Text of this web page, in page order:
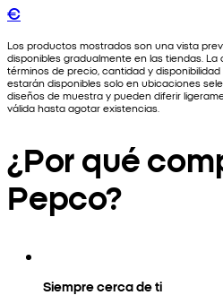
€
Los productos mostrados son una vista
disponibles gradualmente en las tiendas.
términos de precio, cantidad y
estarán disponibles solo en ubicaciones
diseños de muestra y pueden diferir
válida hasta agotar existencias.
¿Por qué
Pepco?
Siempre cerca de ti